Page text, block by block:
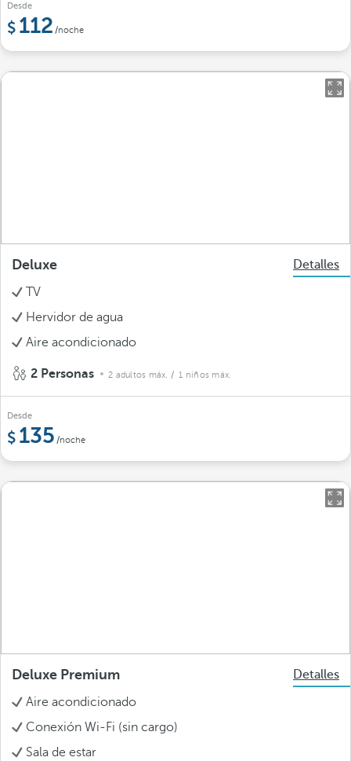
Desde
112 /noche
Deluxe
Detalles
TV
Hervidor de agua
Aire acondicionado
2 Personas 2 adultos máx. / 1 niños máx.
Desde
135 /noche
Deluxe Premium
Detalles
Aire acondicionado
Conexión Wi-Fi (sin cargo)
Sala de estar